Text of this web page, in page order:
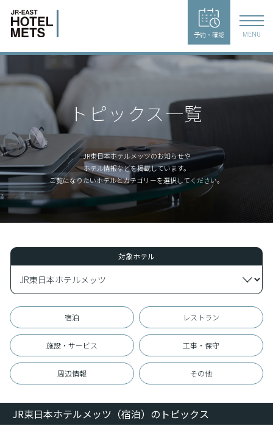
予約・確認 MENU
トピックス一覧
JR東日本ホテルメッツのお知らせや
ホテル情報などを掲載しています。
ご覧になりたいホテルとカテゴリーを選択してください。
対象ホテル
宿泊 レストラン
施設・サービス 工事・保守
周辺情報 その他
JR東日本ホテルメッツ（宿泊）のトピックス